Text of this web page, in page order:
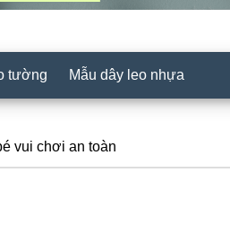
tường Mẫu dây leo nhựa
vui chơi an toàn